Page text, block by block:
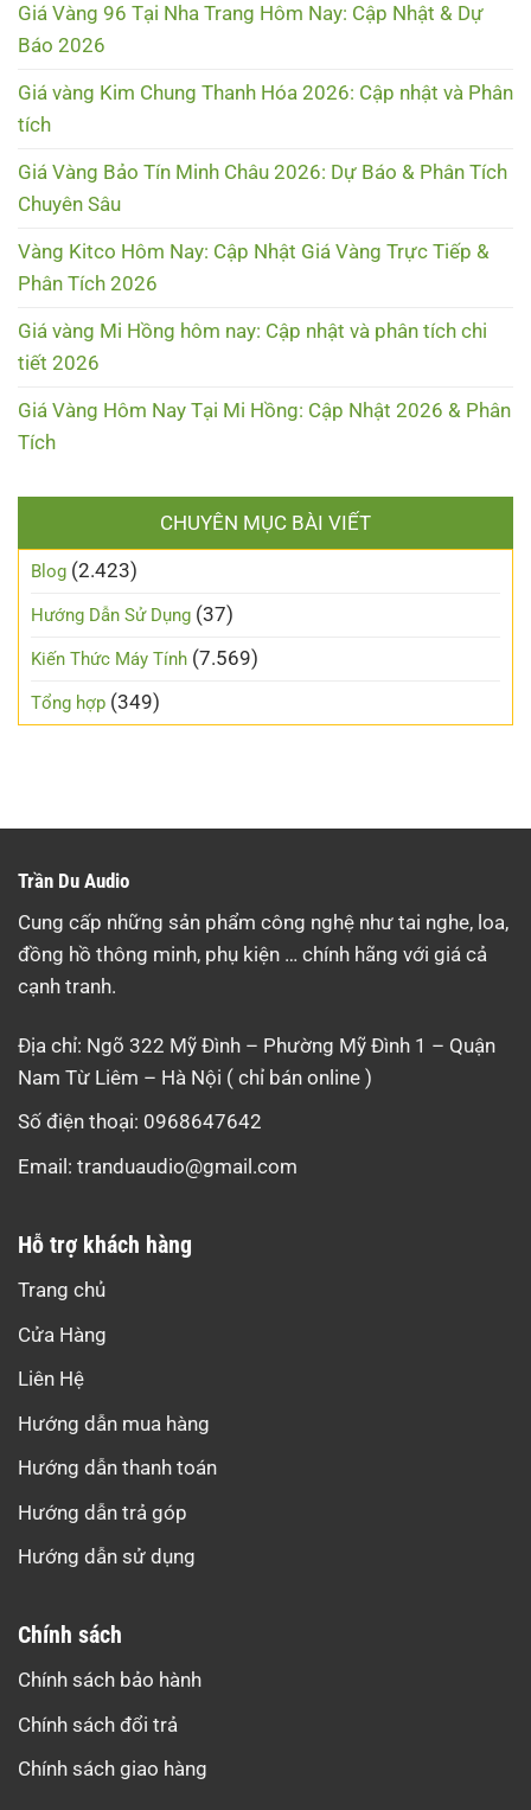
Giá Vàng 96 Tại Nha Trang Hôm Nay: Cập Nhật & Dự
Báo 2026
Giá vàng Kim Chung Thanh Hóa 2026: Cập nhật và Phân
tích
Giá Vàng Bảo Tín Minh Châu 2026: Dự Báo & Phân Tích
Chuyên Sâu
Vàng Kitco Hôm Nay: Cập Nhật Giá Vàng Trực Tiếp &
Phân Tích 2026
Giá vàng Mi Hồng hôm nay: Cập nhật và phân tích chi
tiết 2026
Giá Vàng Hôm Nay Tại Mi Hồng: Cập Nhật 2026 & Phân
Tích
CHUYÊN MỤC BÀI VIẾT
Blog (2.423)
Hướng Dẫn Sử Dụng (37)
Kiến Thức Máy Tính (7.569)
Tổng hợp (349)
Trần Du Audio
Cung cấp những sản phẩm công nghệ như tai nghe, loa,
đồng hồ thông minh, phụ kiện … chính hãng với giá cả
cạnh tranh.
Địa chỉ: Ngõ 322 Mỹ Đình – Phường Mỹ Đình 1 – Quận
Nam Từ Liêm – Hà Nội ( chỉ bán online )
Số điện thoại: 0968647642
Email: tranduaudio@gmail.com
Hỗ trợ khách hàng
Trang chủ
Cửa Hàng
Liên Hệ
Hướng dẫn mua hàng
Hướng dẫn thanh toán
Hướng dẫn trả góp
Hướng dẫn sử dụng
Chính sách
Chính sách bảo hành
Chính sách đổi trả
Chính sách giao hàng